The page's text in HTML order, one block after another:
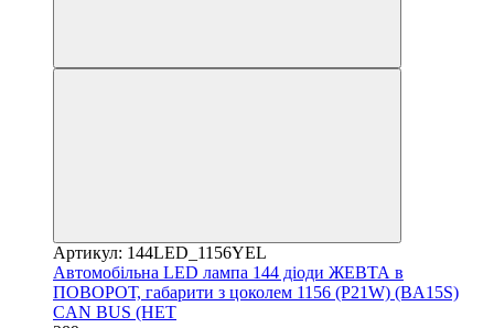
Артикул: 144LED_1156YEL
Автомобільна LED лампа 144 діоди ЖЕВТА в
ПОВОРОТ, габарити з цоколем 1156 (P21W) (BA15S)
CAN BUS (НЕТ